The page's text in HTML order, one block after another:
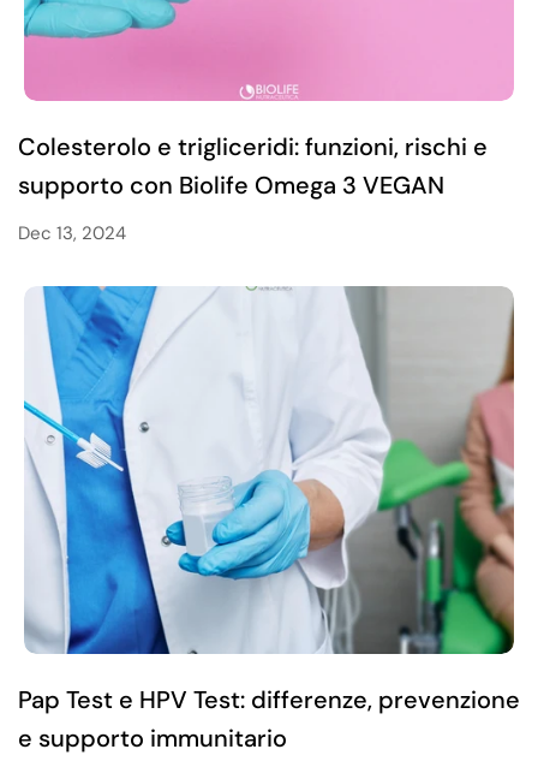
Colesterolo e trigliceridi: funzioni, rischi e
supporto con Biolife Omega 3 VEGAN
Dec 13, 2024
Pap Test e HPV Test: differenze, prevenzione
e supporto immunitario